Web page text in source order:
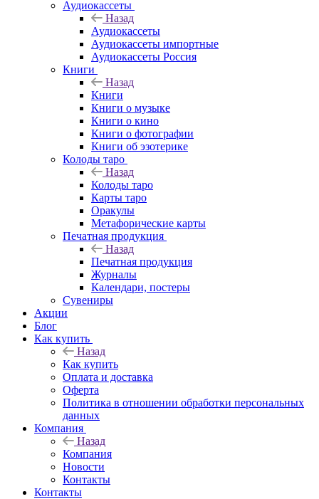
Аудиокассеты
Назад
Аудиокассеты
Аудиокассеты импортные
Аудиокассеты Россия
Книги
Назад
Книги
Книги о музыке
Книги о кино
Книги о фотографии
Книги об эзотерике
Колоды таро
Назад
Колоды таро
Карты таро
Оракулы
Метафорические карты
Печатная продукция
Назад
Печатная продукция
Журналы
Календари, постеры
Сувениры
Акции
Блог
Как купить
Назад
Как купить
Оплата и доставка
Оферта
Политика в отношении обработки персональных
данных
Компания
Назад
Компания
Новости
Контакты
Контакты